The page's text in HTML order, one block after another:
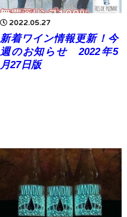
2022.05.27
新着ワイン情報更新！今
週のお知らせ 2022年5
月27日版